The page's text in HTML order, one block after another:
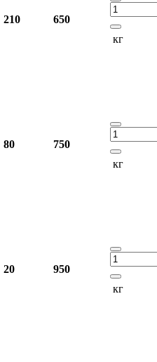
210
650
кг
80
750
кг
20
950
кг